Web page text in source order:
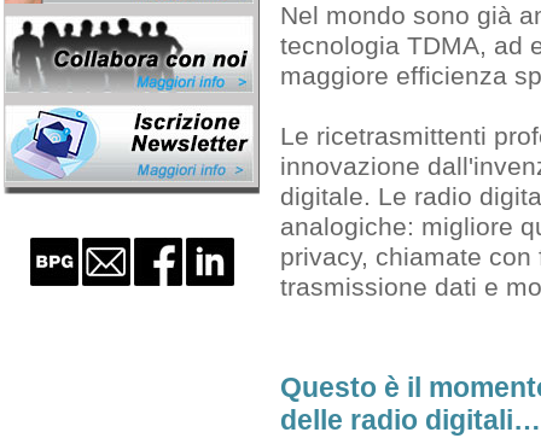
Nel mondo sono già
tecnologia TDMA, ad
maggiore efficienza
Le ricetrasmittenti
innovazione
digitale. Le radio
analogiche: migliore
privacy, chiamate
trasmissione dati e
Questo è il
delle radio digitali…